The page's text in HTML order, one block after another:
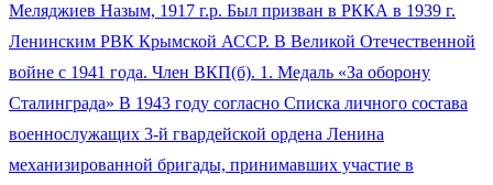
Меляджиев Назым, 1917 г.р. Был призван в РККА в 1939 г.
Ленинским РВК Крымской АССР. В Великой Отечественной
войне с 1941 года. Член ВКП(б). 1. Медаль «За оборону
Сталинграда» В 1943 году согласно Списка личного состава
военнослужащих 3-й гвардейской ордена Ленина
механизированной бригады, принимавших участие в